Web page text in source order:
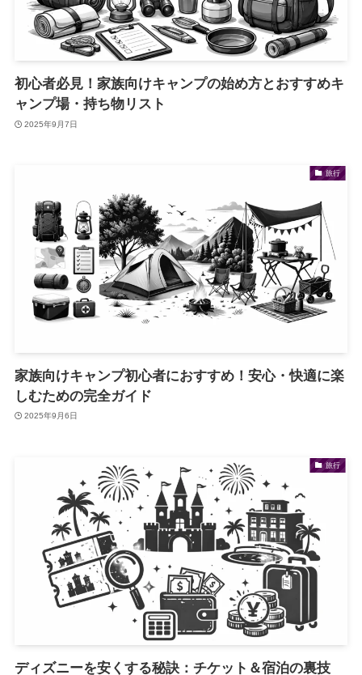
初心者必見！家族向けキャンプの始め方とおすすめキ
ャンプ場・持ち物リスト
2025年9月7日
旅行
家族向けキャンプ初心者におすすめ！安心・快適に楽
しむための完全ガイド
2025年9月6日
旅行
ディズニーを安くする秘訣：チケット＆宿泊の裏技